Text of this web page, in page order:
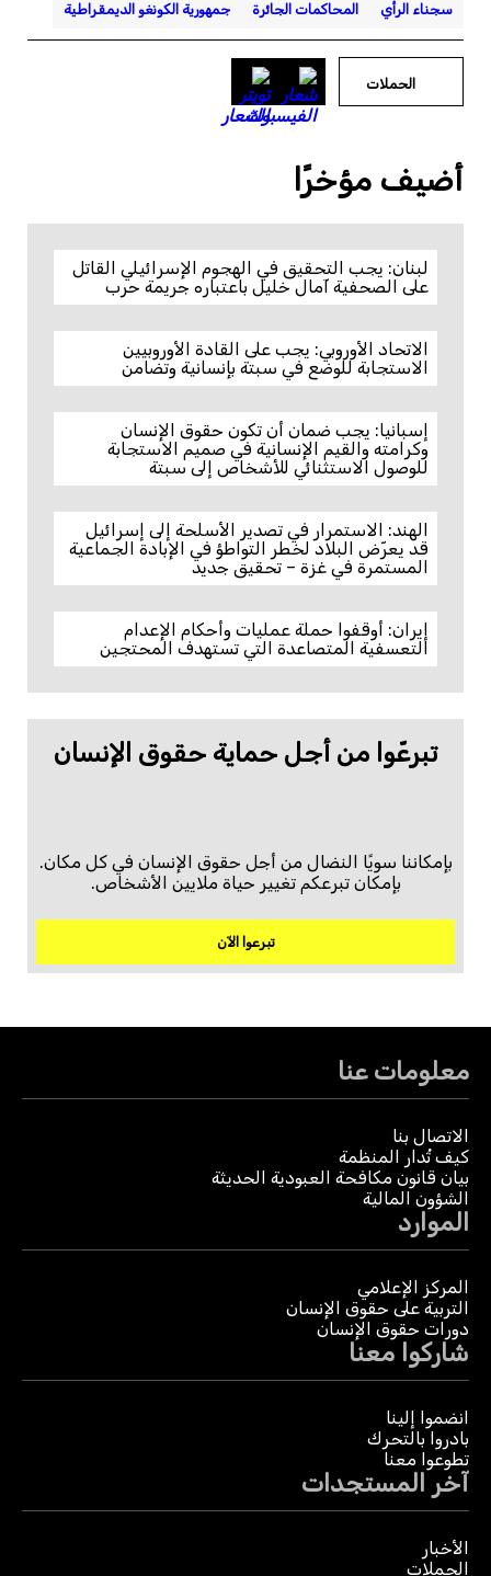
سجناء الرأي المحاكمات الجائرة جمهورية الكونغو الديمقراطية
الحملات
أضيف مؤخرًا
لبنان: يجب التحقيق في الهجوم الإسرائيلي القاتل
على الصحفية آمال خليل باعتباره جريمة حرب
الاتحاد الأوروبي: يجب على القادة الأوروبيين
الاستجابة للوضع في سبتة بإنسانية وتضامن
إسبانيا: يجب ضمان أن تكون حقوق الإنسان
وكرامته والقيم الإنسانية في صميم الاستجابة
للوصول الاستثنائي للأشخاص إلى سبتة
الهند: الاستمرار في تصدير الأسلحة إلى إسرائيل
قد يعرّض البلاد لخطر التواطؤ في الإبادة الجماعية
المستمرة في غزة – تحقيق جديد
إيران: أوقفوا حملة عمليات وأحكام الإعدام
التعسفية المتصاعدة التي تستهدف المحتجين
تبرعّوا من أجل حماية حقوق الإنسان
بإمكاننا سويًا النضال من أجل حقوق الإنسان في كل مكان.
بإمكان تبرعكم تغيير حياة ملايين الأشخاص.
تبرعوا الآن
معلومات عنا
الاتصال بنا
كيف تُدار المنظمة
بيان قانون مكافحة العبودية الحديثة
الشؤون المالية
الموارد
المركز الإعلامي
التربية على حقوق الإنسان
دورات حقوق الإنسان
شاركوا معنا
انضموا إلينا
بادروا بالتحرك
تطوعوا معنا
آخر المستجدات
الأخبار
الحملات